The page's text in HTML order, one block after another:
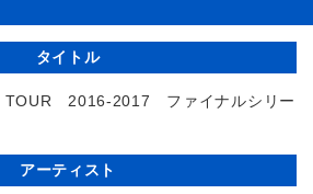
タイトル
TOUR 2016-2017 ファイナルシリー
アーティスト